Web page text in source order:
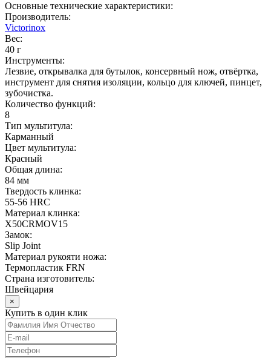
Основные технические характеристики:
Производитель:
Victorinox
Вес:
40 г
Инструменты:
Лезвие, открывалка для бутылок, консервный нож, отвёртка,
инструмент для снятия изоляции, кольцо для ключей, пинцет,
зубочистка.
Количество функций:
8
Тип мультитула:
Карманный
Цвет мультитула:
Красный
Общая длина:
84 мм
Твердость клинка:
55-56 HRC
Материал клинка:
X50CRMOV15
Замок:
Slip Joint
Материал рукояти ножа:
Термопластик FRN
Страна изготовитель:
Швейцария
×
Купить в один клик